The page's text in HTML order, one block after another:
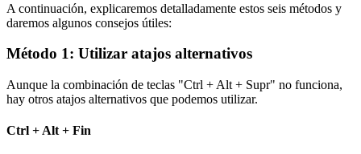
A continuación, explicaremos detalladamente estos seis métodos y
daremos algunos consejos útiles:
Método 1: Utilizar atajos alternativos
Aunque la combinación de teclas "Ctrl + Alt + Supr" no funciona,
hay otros atajos alternativos que podemos utilizar.
Ctrl + Alt + Fin